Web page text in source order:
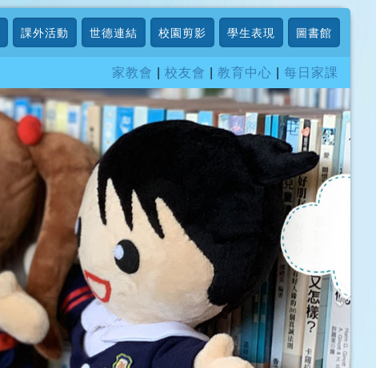
家教會 | 校友會 | 教育中心 | 每日家課
課外活動 世德連結 校園剪影 學生表現 圖書館